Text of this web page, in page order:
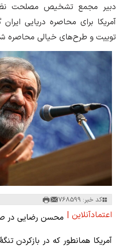
دبیر مجمع تشخیص مصلحت
آمریکا برای محاصره دریایی
توییت و طرح‌های خیالی محاصره
کد خبر: 768599
اعتمادآنلاین | محسن رضایی در
آمریکا همانطور که در بازکردن